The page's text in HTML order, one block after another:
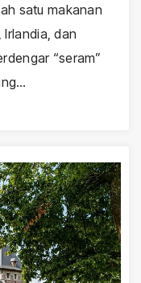
satu makanan
dan
“seram”